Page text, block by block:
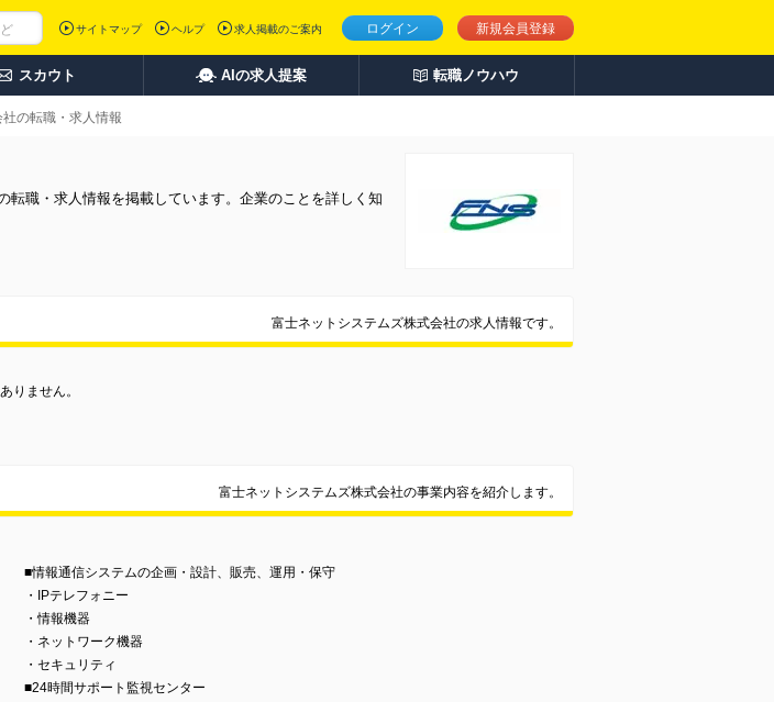
ログイン 新規会員登録
サイトマップ ヘルプ 求人掲載のご案内
スカウト AIの求人提案 転職ノウハウ
の転職・求人情報
職・求人情報を掲載しています。企業のことを詳しく知
富士ネットシステムズ株式会社の求人情報です。
りません。
富士ネットシステムズ株式会社の事業内容を紹介します。
■情報通信システムの企画・設計、販売、運用・保守
・IPテレフォニー
・情報機器
・ネットワーク機器
・セキュリティ
■24時間サポート監視センター